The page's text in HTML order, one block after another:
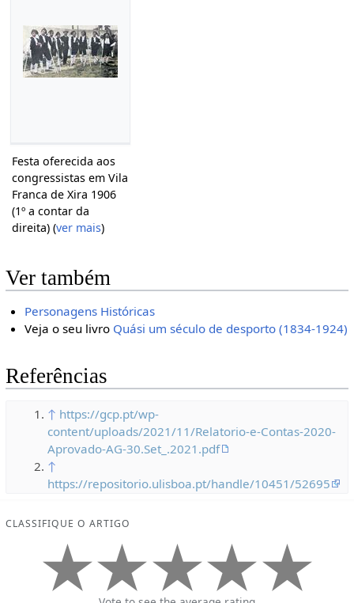
Festa oferecida aos
congressistas em Vila
Franca de Xira 1906
(1º a contar da
direita) (ver mais)
Ver também
Personagens Históricas
Veja o seu livro Quási um século de desporto (1834-1924)
Referências
↑ https://gcp.pt/wp-
content/uploads/2021/11/Relatorio-e-Contas-2020-
Aprovado-AG-30.Set_.2021.pdf
↑
https://repositorio.ulisboa.pt/handle/10451/52695
CLASSIFIQUE O ARTIGO